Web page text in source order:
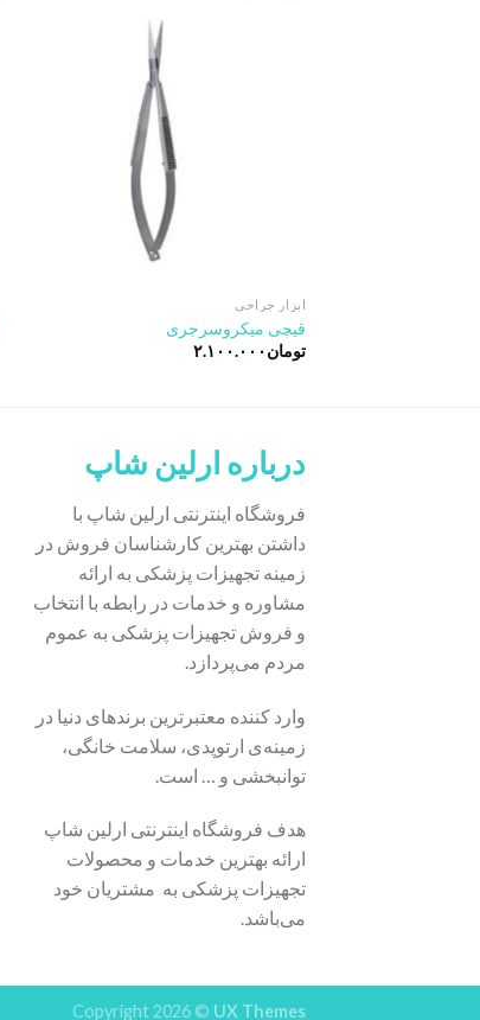
ابزار جراحی
قیچی میکروسرجری
تومان۲.۱۰۰.۰۰۰
درباره ارلین شاپ
فروشگاه اینترنتی ارلین شاپ با
داشتن بهترین کارشناسان فروش در
زمینه تجهیزات پزشکی به ارائه
مشاوره و خدمات در رابطه با انتخاب
و فروش تجهیزات پزشکی به عموم
مردم می‌پردازد.
وارد کننده معتبرترین برندهای دنیا در
زمینه‌ی ارتوپدی، سلامت خانگی،
توانبخشی و … است.
هدف فروشگاه اینترنتی ارلین شاپ
ارائه بهترین خدمات و محصولات
تجهیزات پزشکی به مشتریان خود
می‌باشد.
Copyright 2026 © UX Themes